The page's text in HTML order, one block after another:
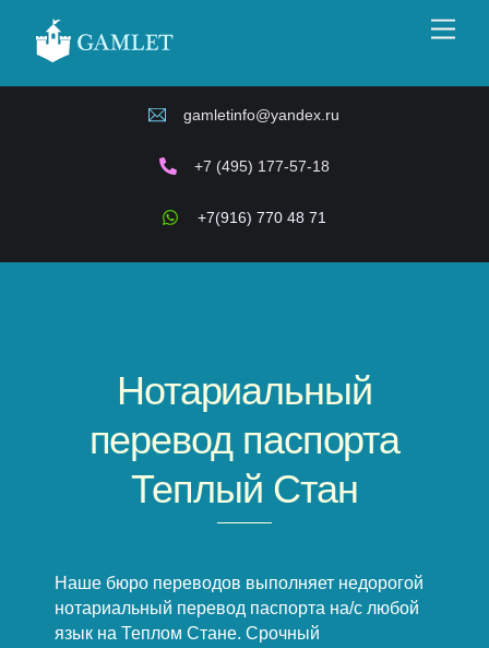
content
gamletinfo@yandex.ru
+7 (495) 177-57-18
+7(916) 770 48 71
Нотариальный
перевод паспорта
Теплый Стан
Наше бюро переводов выполняет недорогой
нотариальный перевод паспорта на/с любой
язык на Теплом Стане. Срочный